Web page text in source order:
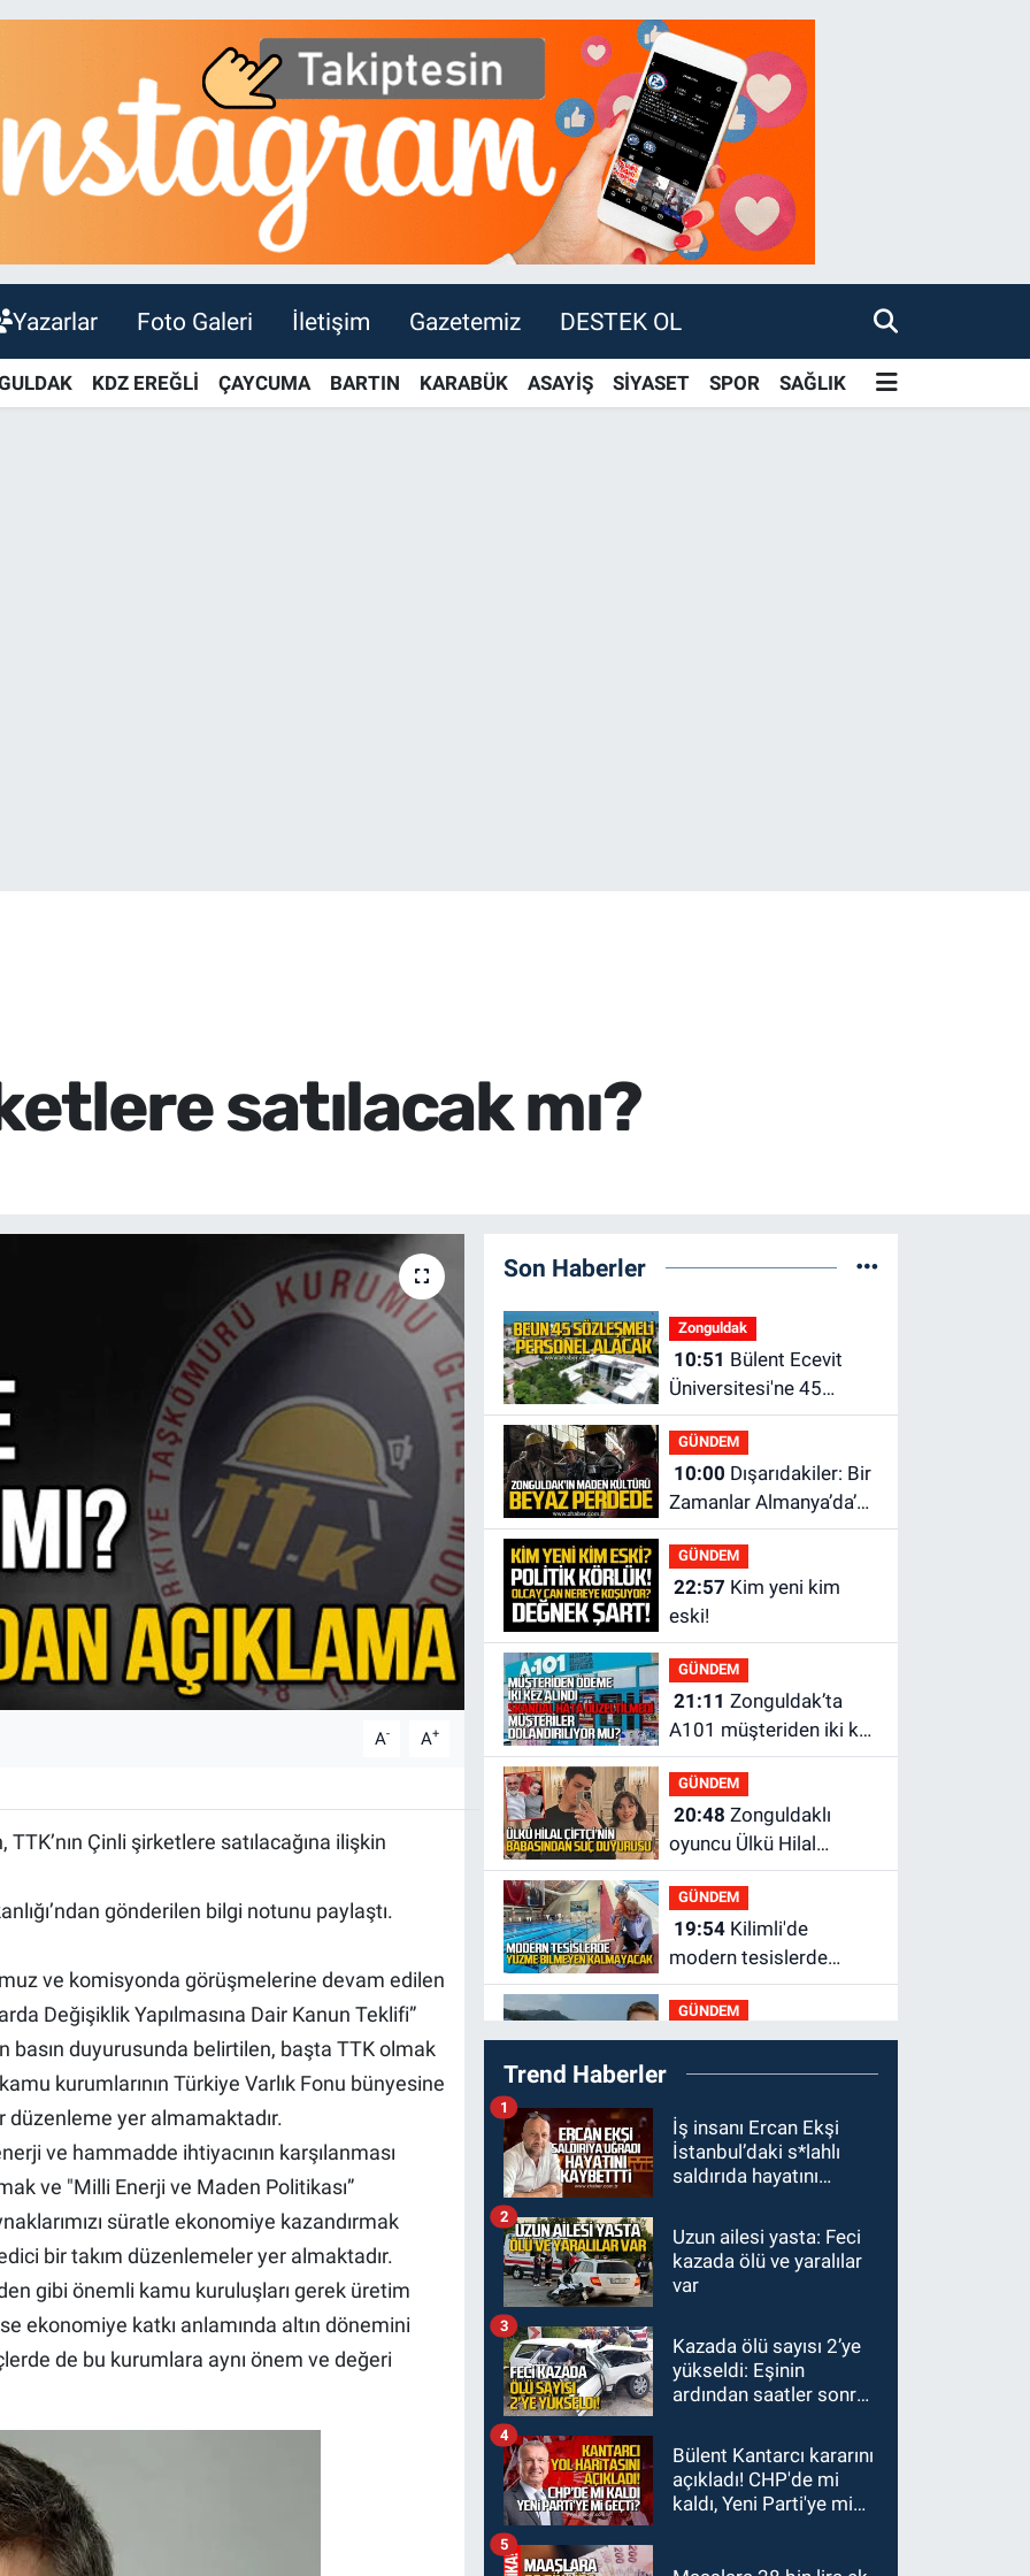
Yazarlar Foto Galeri İletişim Gazetemiz DESTEK OL
KDZ EREĞLİ ÇAYCUMA BARTIN KARABÜK ASAYİŞ SİYASET SPOR SAĞLIK
satılacak mı?
A- A+
Çinli şirketlere satılacağına ilişkin
gönderilen bilgi notunu paylaştı.
ve komisyonda görüşmelerine devam edilen
Değişiklik Yapılmasına Dair Kanun Teklifi”
basın duyurusunda belirtilen, başta TTK olmak
kurumlarının Türkiye Varlık Fonu bünyesine
düzenleme yer almamaktadır.
ve hammadde ihtiyacının karşılanması
ve "Milli Enerji ve Maden Politikası”
süratle ekonomiye kazandırmak
bir takım düzenlemeler yer almaktadır.
gibi önemli kamu kuruluşları gerek üretim
ekonomiye katkı anlamında altın dönemini
de bu kurumlara aynı önem ve değeri
Son Haberler
Zonguldak
10:51
Üniversitesi'ne 45
sözleşmeli personel
alınacak.
GÜNDEM
10:00
Zamanlar Almanya’da’
21 Ağustos’ta vizyonda.
GÜNDEM
22:57
eski!
GÜNDEM
21:11
A101 müşteriden iki kez
tahsilat yaptı geri
ödemiyor!
GÜNDEM
20:48
oyuncu Ülkü Hilal
Çiftçi'nin babasından
suç duyurusu
GÜNDEM
19:54Kilimli'de
modern tesislerde
yüzme bilmeyen genç
kalmayacak
GÜNDEM
19:33Dalgalar Batın’ı
bizden kopardı
GÜNDEM
19:16Kozlu Ilıksu’da
can pazarı! Cankurtaran
GÜNDEM
19:01Çaycumalılar
Derneği Başkanı Savaş
Hakan Yeşil ile ne
görüştü?
SPOR
17:45Kozlu
Belediyespor, Tezcan
kattı
Trend Haberler
İş insanı Ercan Ekşi
İstanbul’daki s*lahlı
saldırıda hayatını
1
Uzun ailesi yasta: Feci
kazada ölü ve yaralılar
var
2
Kazada ölü sayısı 2’ye
yükseldi: Eşinin
ardından saatler sonra
kaybetti
3
Bülent Kantarcı kararını
açıkladı! CHP'de mi
kaldı, Yeni Parti'ye mi
4
5